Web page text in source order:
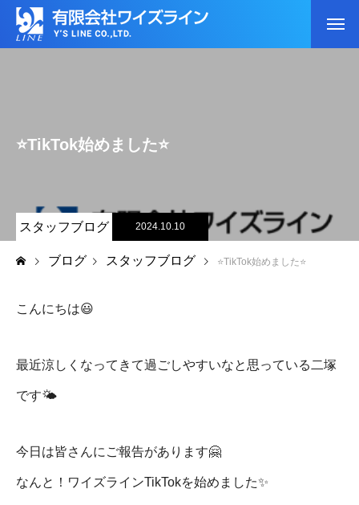
⭐️TikTok始めました⭐️
スタッフブログ 2024.10.10
ブログ スタッフブログ ⭐️TikTok始めました⭐️
こんにちは😃
最近涼しくなってきて過ごしやすいなと思っている二塚
です🌤️
今日は皆さんにご報告があります🤗
なんと！ワイズラインTikTokを始めました✨